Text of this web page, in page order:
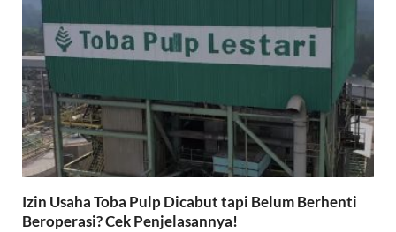
Izin Usaha Toba Pulp Dicabut tapi Belum Berhenti
Beroperasi? Cek Penjelasannya!